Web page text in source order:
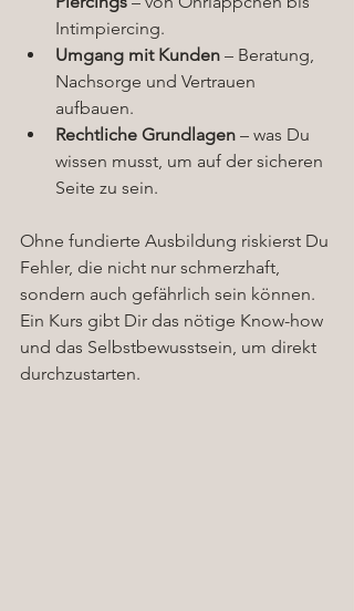
Intimpiercing.
Umgang mit Kunden – Beratung,
Nachsorge und Vertrauen
aufbauen.
Rechtliche Grundlagen – was Du
wissen musst, um auf der sicheren
Seite zu sein.
Ohne fundierte Ausbildung riskierst Du
Fehler, die nicht nur schmerzhaft,
sondern auch gefährlich sein können.
Ein Kurs gibt Dir das nötige Know-how
und das Selbstbewusstsein, um direkt
durchzustarten.